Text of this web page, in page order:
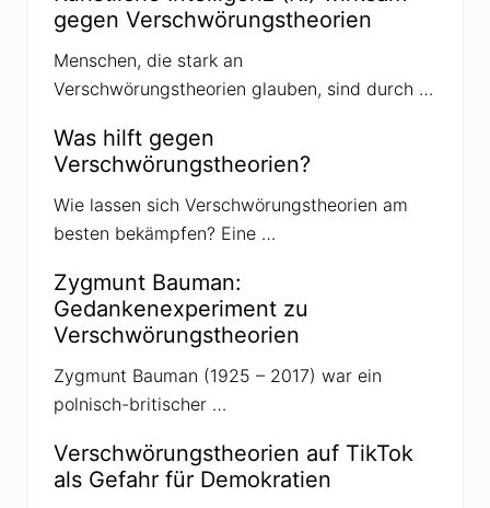
c
h
ö
u
g
s
t
e
o
r
n
v
o
n
i
c
h
e
l
W
gegen Verschwörungstheorien
Menschen, die stark an
Verschwörungstheorien glauben, sind durch …
Was hilft gegen
Verschwörungstheorien?
Wie lassen sich Verschwörungstheorien am
besten bekämpfen? Eine …
Zygmunt Bauman:
Gedankenexperiment zu
Verschwörungstheorien
Zygmunt Bauman (1925 – 2017) war ein
polnisch-britischer …
Verschwörungstheorien auf TikTok
als Gefahr für Demokratien